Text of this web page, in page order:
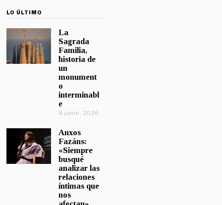
LO ÚLTIMO
La
Sagrada
Familia,
historia de
un
monument
o
interminabl
e
8 junio, 2026
Anxos
Fazáns:
«Siempre
busqué
analizar las
relaciones
íntimas que
nos